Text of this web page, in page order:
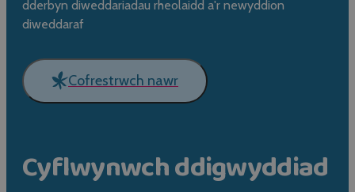
dderbyn diweddariadau rheolaidd a'r newyddion
diweddaraf
Cofrestrwch nawr
Cyflwynwch ddigwyddiad